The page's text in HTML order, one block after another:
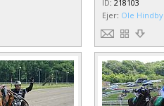
ID: 218103
Ejer: Ole Hindby